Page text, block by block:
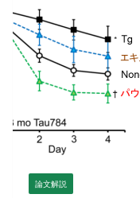
論文解説